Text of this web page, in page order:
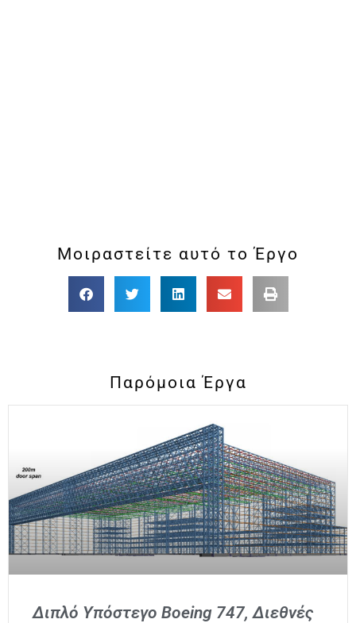
Μοιραστείτε αυτό το Έργο
Παρόμοια Έργα
Διπλό Υπόστεγο Boeing 747, Διεθνές